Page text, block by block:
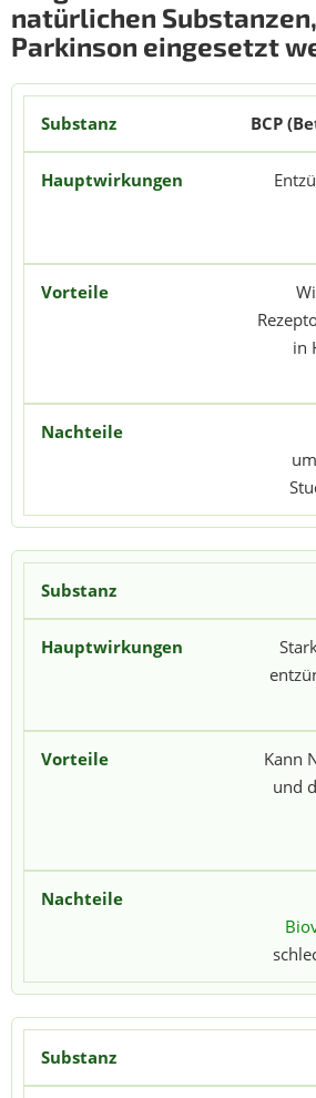
natürlichen
Parkinson eingesetzt
BCP
in
Kann
und